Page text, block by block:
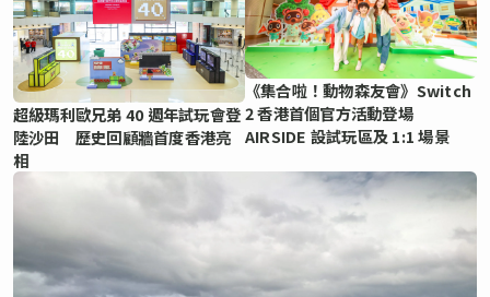
超級瑪利歐兄弟 40 週年試玩會登
陸沙田 歷史回顧牆首度香港亮
相
《集合啦！動物森友會》Switch
2 香港首個官方活動登場
AIRSIDE 設試玩區及 1:1 場景